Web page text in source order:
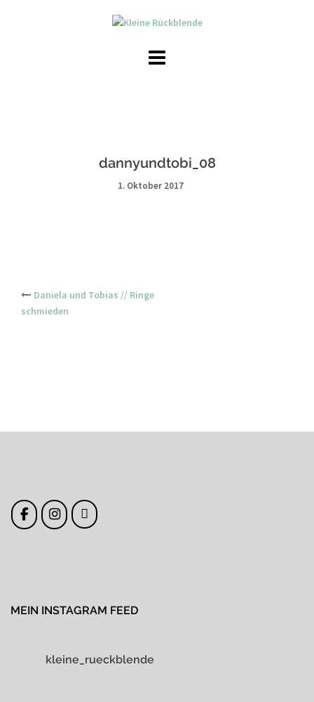
dannyundtobi_08
1. Oktober 2017
Post
navigation
Daniela und Tobias // Ringe
schmieden
MEIN INSTAGRAM FEED
kleine_rueckblende